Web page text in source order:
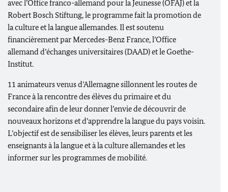
avec l’Office franco-allemand pour la Jeunesse (OFAJ) et la
Robert Bosch Stiftung, le programme fait la promotion de
la culture et la langue allemandes. Il est soutenu
financièrement par Mercedes-Benz France, l’Office
allemand d’échanges universitaires (DAAD) et le Goethe-
Institut.
11 animateurs venus d’Allemagne sillonnent les routes de
France à la rencontre des élèves du primaire et du
secondaire afin de leur donner l’envie de découvrir de
nouveaux horizons et d’apprendre la langue du pays voisin.
L’objectif est de sensibiliser les élèves, leurs parents et les
enseignants à la langue et à la culture allemandes et les
informer sur les programmes de mobilité.